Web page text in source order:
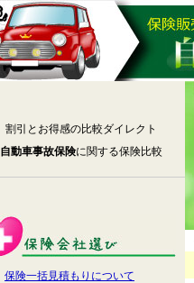
割引とお得感の比較ダイレクト
自動車事故保険に関する保険比較
保険一括見積もりについて